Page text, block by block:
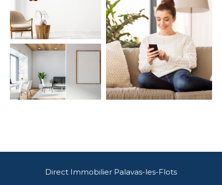
Direct Immobilier Palavas-les-Flots